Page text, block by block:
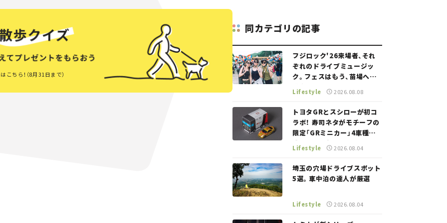
こちら！（8月31日まで）
同カテゴリの記事
フジロック'26来場者、それ
ぞれのドライブミュージッ
ク。フェスはもう、苗場への
道中から始まっていた。
Lifestyle 2026.08.08
トヨタGRとスシローが初コ
ラボ！ 寿司ネタがモチーフの
限定「GRミニカー」4車種が
登場。入手方法は？【クルマ
とホビー】
Lifestyle 2026.08.04
埼玉の穴場ドライブスポット
5選。車中泊の達人が厳選
Lifestyle 2026.08.04